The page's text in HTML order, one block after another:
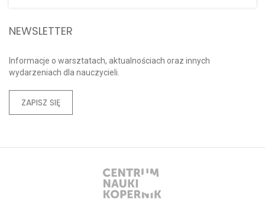
NEWSLETTER
Informacje o warsztatach, aktualnościach oraz innych
wydarzeniach dla nauczycieli.
ZAPISZ SIĘ